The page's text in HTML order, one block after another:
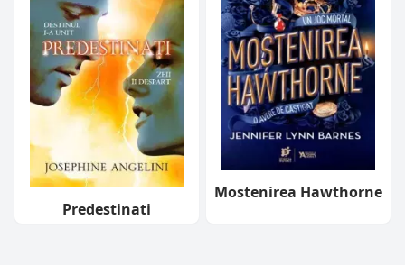
Predestinati
Mostenirea Hawthorne